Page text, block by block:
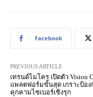
Facebook
PREVIOUS ARTICLE
เทรนด์ไมโคร เปิดตัว Vision
แพลตฟอร์มขั้นสุด เกราะป้อ
คุกคามไซเบอร์เชิงรุก